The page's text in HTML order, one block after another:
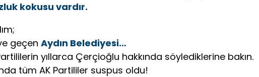
kokusu vardır.
geçen Aydın Belediyesi…
yıllarca Çerçioğlu hakkında söylediklerine bakın.
tüm AK Partililer suspus oldu!